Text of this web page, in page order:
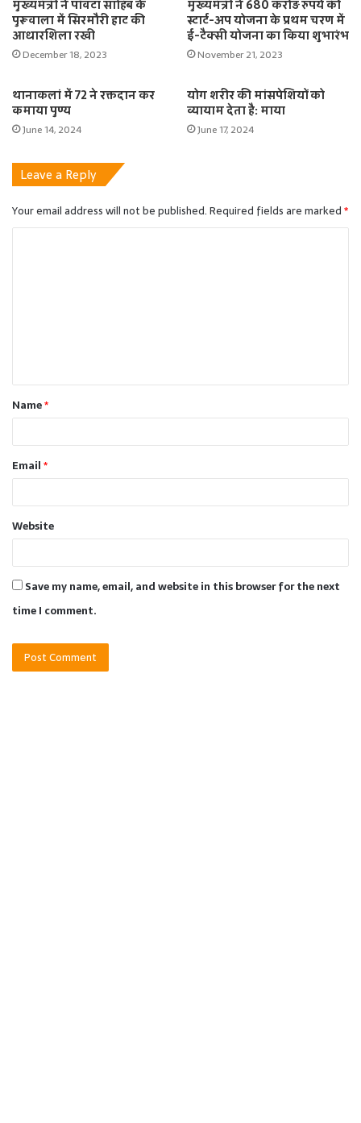
मुख्यमंत्री ने पांवटा साहिब के
पुरूवाला में सिरमौरी हाट की
आधारशिला रखी
December 18, 2023
मुख्यमंत्री ने 680 करोड़ रुपये की
स्टार्ट-अप योजना के प्रथम चरण में
ई-टैक्सी योजना का किया शुभारंभ
November 21, 2023
थानाकलां में 72 ने रक्तदान कर
कमाया पुण्य
June 14, 2024
योग शरीर की मांसपेशियों को
व्यायाम देता है: माया
June 17, 2024
Leave a Reply
Your email address will not be published.Required fields are marked*
t
*Name*
Email*
Website
Save my name, email, and website in this browser for the next
time I comment.